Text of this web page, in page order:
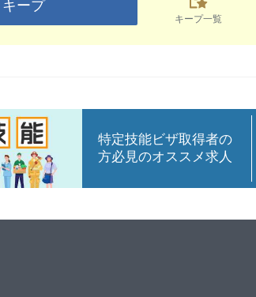
キープ
キープ一覧
特定技能ビザ取得者の
方必見のオススメ求人